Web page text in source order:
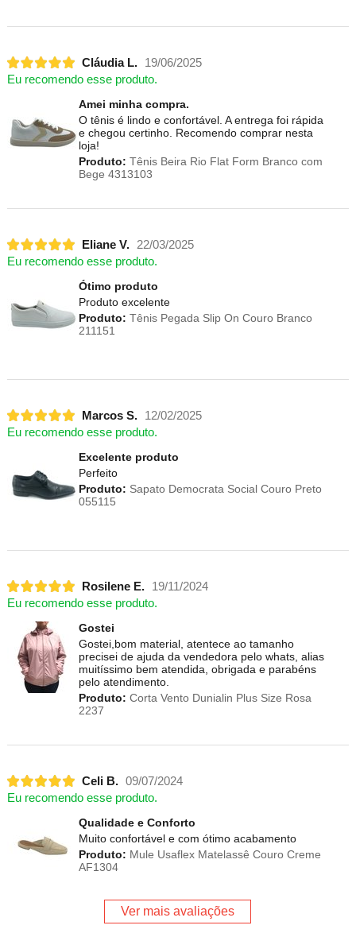
Cláudia L.
19/06/2025
Eu recomendo esse produto.
Amei minha compra.
O tênis é lindo e confortável. A entrega foi rápida
e chegou certinho. Recomendo comprar nesta
loja!
Produto: Tênis Beira Rio Flat Form Branco com
Bege 4313103
Eliane V.
22/03/2025
Eu recomendo esse produto.
Ótimo produto
Produto excelente
Produto: Tênis Pegada Slip On Couro Branco
211151
Marcos S.
12/02/2025
Eu recomendo esse produto.
Excelente produto
Perfeito
Produto: Sapato Democrata Social Couro Preto
055115
Rosilene E.
19/11/2024
Eu recomendo esse produto.
Gostei
Gostei,bom material, atentece ao tamanho
precisei de ajuda da vendedora pelo whats, alias
muitíssimo bem atendida, obrigada e parabéns
pelo atendimento.
Produto: Corta Vento Dunialin Plus Size Rosa
2237
Celi B. 09/07/2024
Eu recomendo esse produto.
Qualidade e Conforto
Muito confortável e com ótimo acabamento
Produto: Mule Usaflex Matelassê Couro Creme
AF1304
Ver mais avaliações